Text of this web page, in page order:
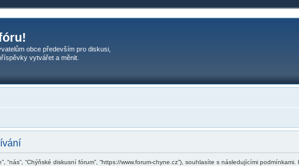
obce především pro diskusi,
vytvářet a měnit.
“nás”, “Chýňské diskusní fórum”, “https://www.forum-chyne.cz”), souhlasíte s následujícími